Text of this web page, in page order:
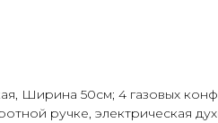
Ширина 50см; 4 газовых
ручке, электрическая